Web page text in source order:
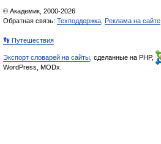
© Академик, 2000-2026
Обратная связь: Техподдержка Реклама на сайте
👣 Путешествия
Экспорт словарей на сайты , сделанные на PHP,
WordPress, MODx.